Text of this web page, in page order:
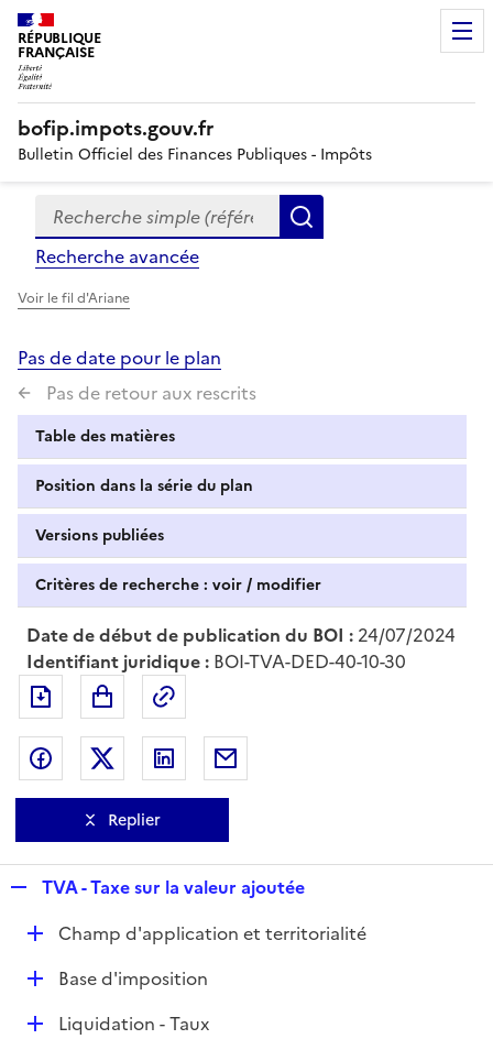
RÉPUBLIQUE
FRANÇAISE
bofip.impots.gouv.fr
Bulletin Officiel des Finances Publiques - Impôts
Formulaire
de
recherche
Recherche simple (références, mots clés, partie du
Recherche avancée
Voir le fil d'Ariane
Pas de date pour le plan
Pas de retour aux rescrits
Table des matières
Position dans la série du plan
Versions publiées
Critères de recherche : voir / modifier
Date de début de publication du BOI : 24/07/2024
Identifiant juridique : BOI-TVA-DED-40-10-30
Exporter le document au format pdf
Partager sur Facebook
Partager sur Twitter
Partager sur LinkedIn
Replier
p
l
i
e
TVA - Taxe sur la valeur ajoutée
DChamp d'application et territorialité
DBase d'imposition
DLiquidation - Taux